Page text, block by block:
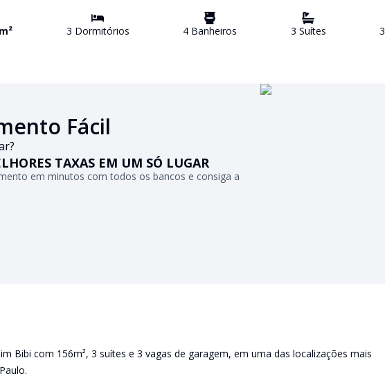
3 Dormitórios 4 Banheiros 3 Suítes 3
Fácil
TAXAS EM UM SÓ LUGAR
em minutos com todos os bancos e consiga a
Bibi com 156m², 3 suítes e 3 vagas de garagem, em uma das localizações mais